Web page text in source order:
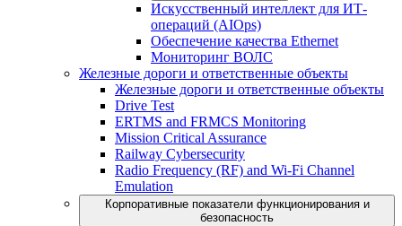
Искусственный интеллект для ИТ-
операций (AIOps)
Обеспечение качества Ethernet
Мониторинг ВОЛС
Железные дороги и ответственные объекты
Железные дороги и ответственные объекты
Drive Test
ERTMS and FRMCS Monitoring
Mission Critical Assurance
Railway Cybersecurity
Radio Frequency (RF) and Wi-Fi Channel
Emulation
Корпоративные показатели функционирования и
безопасность